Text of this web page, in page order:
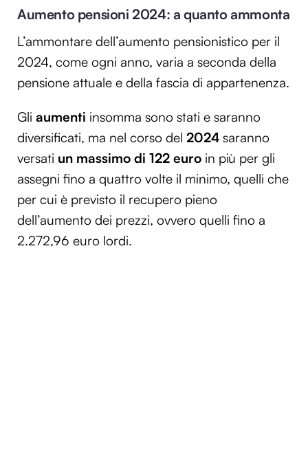
Aumento pensioni 2024: a quanto ammonta
L’ammontare dell’aumento pensionistico per il
2024, come ogni anno, varia a seconda della
pensione attuale e della fascia di appartenenza.
Gli aumenti insomma sono stati e saranno
diversificati, ma nel corso del 2024 saranno
versati un massimo di 122 euro in più per gli
assegni fino a quattro volte il minimo, quelli che
per cui è previsto il recupero pieno
dell’aumento dei prezzi, ovvero quelli fino a
2.272,96 euro lordi.